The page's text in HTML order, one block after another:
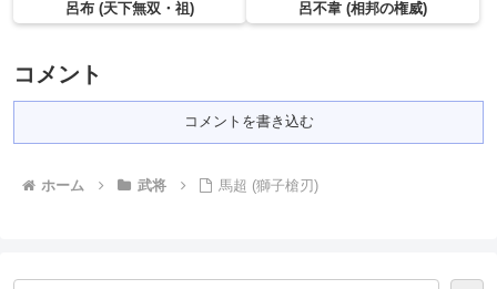
呂布 (天下無双・祖) 呂不韋 (相邦の権威)
コメント
コメントを書き込む
ホーム 武将 馬超 (獅子槍刃)